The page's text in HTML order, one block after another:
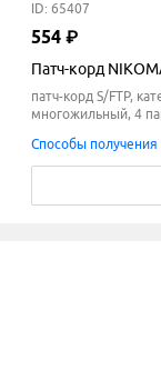
ID: 65407
554 ₽
Патч-корд
патч-корд S/FTP,
многожильный, 4
Способы получения